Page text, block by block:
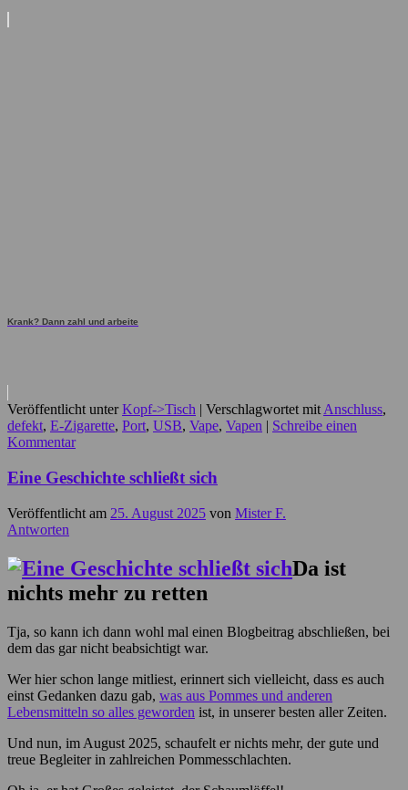
Krank? Dann zahl und arbeite
Veröffentlicht unter Kopf->Tisch | Verschlagwortet mit Anschluss,
defekt, E-Zigarette, Port, USB, Vape, Vapen | Schreibe einen
Kommentar
Eine Geschichte schließt sich
Veröffentlicht am 25. August 2025 von Mister F.
Antworten
Da ist
nichts mehr zu retten
Tja, so kann ich dann wohl mal einen Blogbeitrag abschließen, bei
dem das gar nicht beabsichtigt war.
Wer hier schon lange mitliest, erinnert sich vielleicht, dass es auch
einst Gedanken dazu gab, was aus Pommes und anderen
Lebensmitteln so alles geworden ist, in unserer besten aller Zeiten.
Und nun, im August 2025, schaufelt er nichts mehr, der gute und
treue Begleiter in zahlreichen Pommesschlachten.